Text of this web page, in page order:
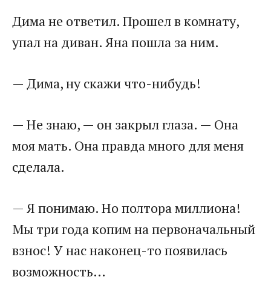
Дима не ответил. Прошел в комнату,
упал на диван. Яна пошла за ним.
— Дима, ну скажи что-нибудь!
— Не знаю, — он закрыл глаза. — Она
моя мать. Она правда много для меня
сделала.
— Я понимаю. Но полтора миллиона!
Мы три года копим на первоначальный
взнос! У нас наконец-то появилась
возможность…